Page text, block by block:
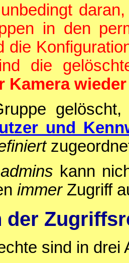
in den
die
die
Kamera
und
admins kann
immerZugriff
der
sind in drei